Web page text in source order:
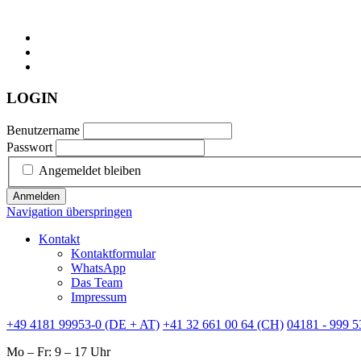
LOGIN
Benutzername
Passwort
Angemeldet bleiben
Anmelden
Navigation überspringen
Kontakt
Kontaktformular
WhatsApp
Das Team
Impressum
+49 4181 99953-0 (DE + AT) +41 32 661 00 64 (CH) 04181 - 999
Mo – Fr: 9 – 17 Uhr